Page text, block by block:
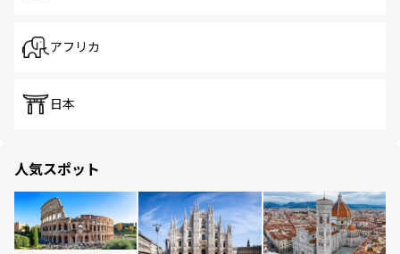
アフリカ
日本
人気スポット